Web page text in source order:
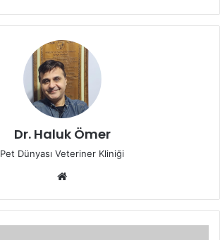
Dr. Haluk Ömer
Pet Dünyası Veteriner Kliniği